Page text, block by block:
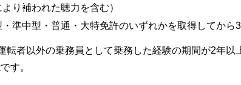
より補われた聴力を含む）
・準中型・普通・大特免許のいずれかを取得してから
転者以外の乗務員として乗務した経験の期間が2年以
す。